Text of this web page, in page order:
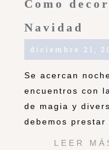
Como
Navidad
diciembre 21,
Se acercan
encuentros con
de magia y
debemos prestar
LEER